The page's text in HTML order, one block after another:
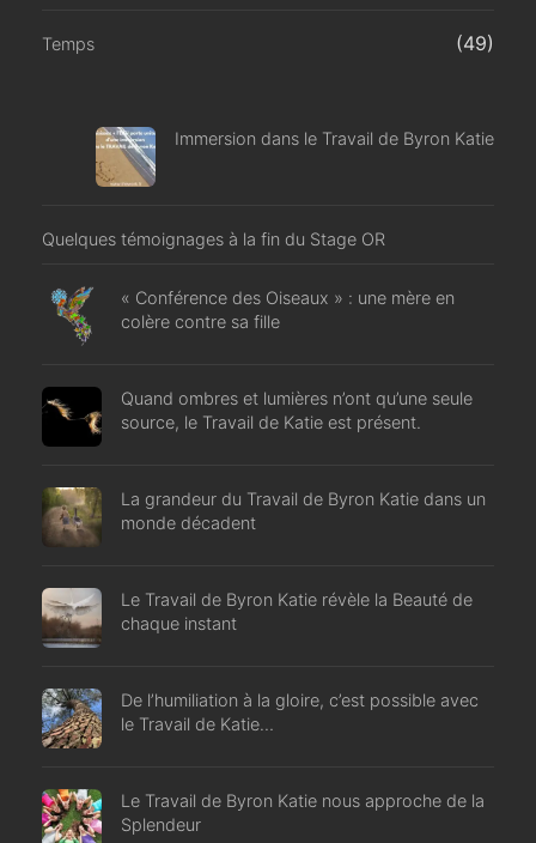
Temps (49)
Immersion dans le Travail de Byron Katie
Quelques témoignages à la fin du Stage OR
« Conférence des Oiseaux » : une mère en
colère contre sa fille
Quand ombres et lumières n’ont qu’une seule
source, le Travail de Katie est présent.
La grandeur du Travail de Byron Katie dans un
monde décadent
Le Travail de Byron Katie révèle la Beauté de
chaque instant
De l’humiliation à la gloire, c’est possible avec
le Travail de Katie…
Le Travail de Byron Katie nous approche de la
Splendeur